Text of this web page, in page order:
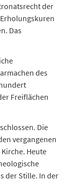
der
Das
des
Freiflächen
Die
vergangenen
Heute
der Stille. In der